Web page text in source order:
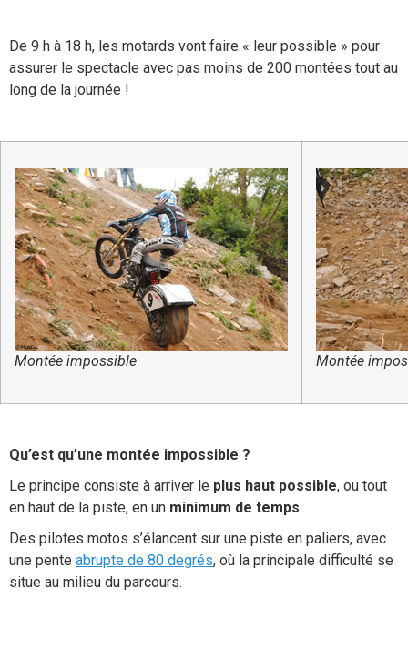
De 9 h à 18 h, les motards vont faire « leur possible » pour
assurer le spectacle avec pas moins de 200 montées tout au
long de la journée !
Montée impossible Montée
Qu’est qu’une montée impossible ?
Le principe consiste à arriver le plus haut possible, ou tout
en haut de la piste, en un minimum de temps.
Des pilotes motos s’élancent sur une piste en paliers, avec
une pente abrupte de 80 degrés, où la principale difficulté se
situe au milieu du parcours.